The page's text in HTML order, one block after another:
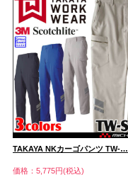
TAKAYA NKカーゴパンツ TW-…
価格：5,775円(税込)